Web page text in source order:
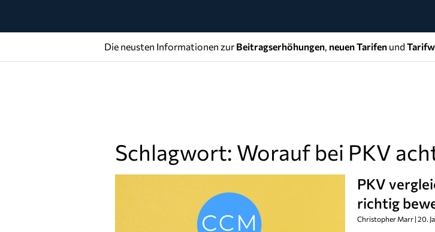
Die neusten Informationen zur Beitragserhöhungen, neuen Tarifen und
Schlagwort: Worauf bei PKV
PKV
richtig
Christopher Marr 20.